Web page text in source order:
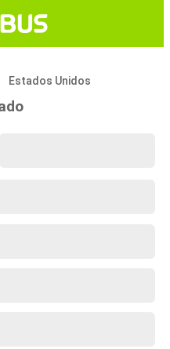
Estados Unidos